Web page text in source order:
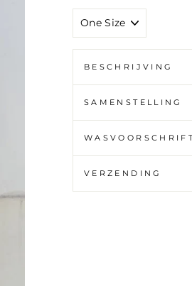
BESCHRIJVING
SAMENSTELLING
VERZENDING